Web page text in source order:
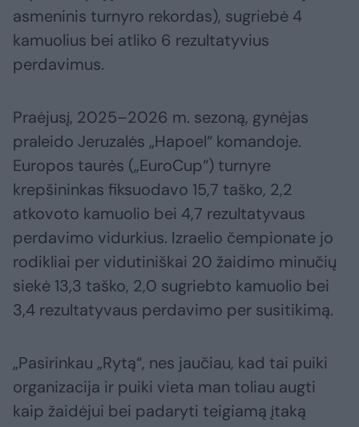
asmeninis turnyro rekordas), sugriebė 4
kamuolius bei atliko 6 rezultatyvius
perdavimus.
Praėjusį, 2025–2026 m. sezoną, gynėjas
praleido Jeruzalės „Hapoel“ komandoje.
Europos taurės („EuroCup“) turnyre
krepšininkas fiksuodavo 15,7 taško, 2,2
atkovoto kamuolio bei 4,7 rezultatyvaus
perdavimo vidurkius. Izraelio čempionate jo
rodikliai per vidutiniškai 20 žaidimo minučių
siekė 13,3 taško, 2,0 sugriebto kamuolio bei
3,4 rezultatyvaus perdavimo per susitikimą.
„Pasirinkau „Rytą“, nes jaučiau, kad tai puiki
organizacija ir puiki vieta man toliau augti
kaip žaidėjui bei padaryti teigiamą įtaką